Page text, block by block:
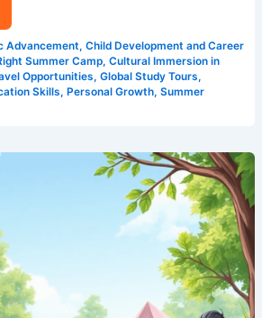
Advancement, Child Development and Career
Summer Camp, Cultural Immersion in
Opportunities, Global Study Tours,
Skills, Personal Growth, Summer